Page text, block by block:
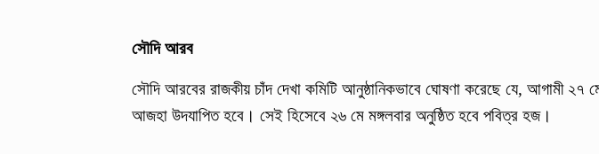
সৌদি আরব
সৌদি আরবের রাজকীয় চাঁদ দেখা কমিটি আনুষ্ঠানিকভাবে ঘোষণা করেছে যে, আগামী ২৭
আজহা উদযাপিত হবে। সেই হিসেবে ২৬ মে মঙ্গলবার অনুষ্ঠিত হবে পবিত্র হজ।